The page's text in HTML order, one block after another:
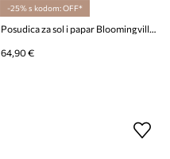
-25% s kodom: OFF*
Posudica za sol i papar Bloomingville Marge 7,5 x 13 cm
64,90 €